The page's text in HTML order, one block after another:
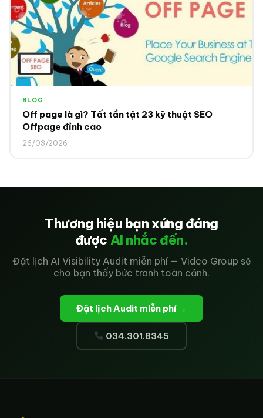
BLOG
Off page là gì? Tất tần tật 23 kỹ thuật SEO
Offpage đỉnh cao
26/03/2026
Thương hiệu bạn xứng đáng
được AI nhắc đến.
Đặt lịch AI Visibility Audit miễn phí — Vidco Group sẽ
cho bạn thấy bức tranh toàn cảnh.
Đặt lịch Audit miễn phí →
034.301.8345